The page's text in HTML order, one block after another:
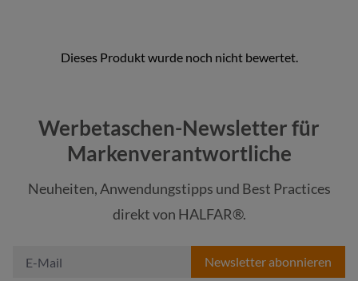
Farbe
grau
natur
Werbetaschen-Newsletter für
Markenverantwortliche
Neuheiten, Anwendungstipps und Best Practices
direkt von HALFAR®.
Newsletter abonnieren